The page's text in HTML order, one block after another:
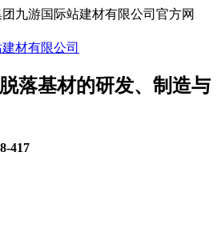
九游国际站建材有限公司官方网
落基材的研发、制造与
417